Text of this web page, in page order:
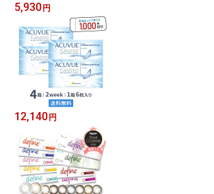
5,930 円
12,140 円